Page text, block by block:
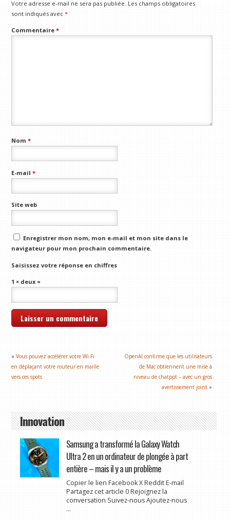
Votre adresse e-mail ne sera pas publiée. Les champs obligatoires
sont indiqués avec*
Commentaire*
Nom*
E-mail*
Site web
Enregistrer mon nom, mon e-mail et mon site dans le
navigateur pour mon prochain commentaire.
Saisissez votre réponse en chiffres
1 × deux =
«Vous pouvez accélérer votre Wi-Fi
en déplaçant votre routeur en maille
vers ces spots
OpenAI confirme que les utilisateurs
de Mac obtiennent une mise à
niveau de chatppt – avec un gros
avertissement joint »
Innovation
Samsung a transformé la Galaxy Watch
Ultra 2 en un ordinateur de plongée à part
entière – mais il y a un problème
Copier le lien Facebook X Reddit E-mail
Partagez cet article 0 Rejoignez la
conversation Suivez-nous Ajoutez-nous
...